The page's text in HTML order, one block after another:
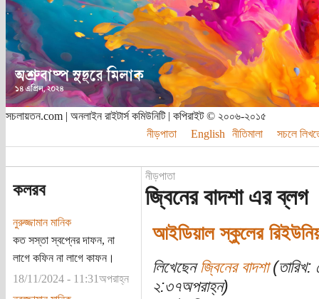
সচলায়তন.com | অনলাইন রাইটার্স কমিউনিটি | কপিরাইট © ২০০৬-২০১৫
নীড়পাতা
English নীতিমালা সচলে
কলরব
নুরুজ্জামান মানিক
কত সস্তা স্বপ্নের দাফন, না
লাগে কফিন না লাগে কাফন।
18/11/2024 - 11:31অপরাহ্ন
নীড়পাতা
জ্বিনের বাদশা এর ব্লগ
আইডিয়াল স্কুলের
লিখেছেন জ্বিনের বাদশা(তারিখ:
২:৩৭অপরাহ্ন)